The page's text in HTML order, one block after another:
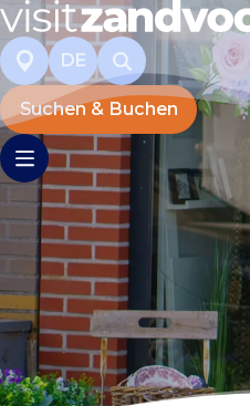
DE
Suchen & Buchen